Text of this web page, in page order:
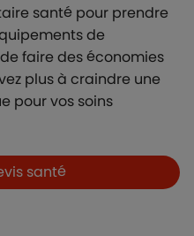
santé pour prendre
de
faire des économies
plus à craindre une
pour vos soins
santé